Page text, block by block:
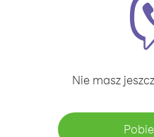
Nie masz